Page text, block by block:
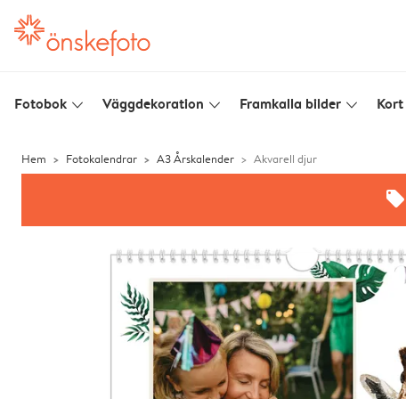
Fotobok slim_arrow_down Väggdekoration slim_arrow_down Framkalla bilder slim_arrow_down Kort
Hem Fotokalendrar A3 Årskalender Akvarell djur
offers